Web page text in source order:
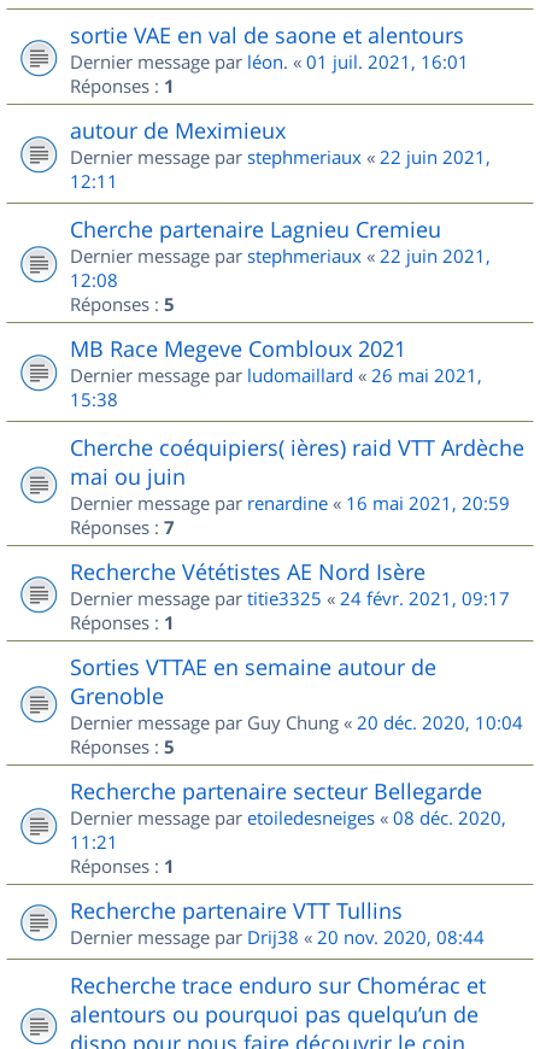
sortie VAE en val de saone et alentours
Dernier message par léon. « 01 juil. 2021, 16:01
Réponses : 1
autour de Meximieux
Dernier message par stephmeriaux « 22 juin 2021,
12:11
Cherche partenaire Lagnieu Cremieu
Dernier message par stephmeriaux « 22 juin 2021,
12:08
Réponses : 5
MB Race Megeve Combloux 2021
Dernier message par ludomaillard « 26 mai 2021,
15:38
Cherche coéquipiers( ières) raid VTT Ardèche
mai ou juin
Dernier message par renardine « 16 mai 2021, 20:59
Réponses : 7
Recherche Vététistes AE Nord Isère
Dernier message par titie3325 « 24 févr. 2021, 09:17
Réponses : 1
Sorties VTTAE en semaine autour de
Grenoble
Dernier message par Guy Chung « 20 déc. 2020, 10:04
Réponses : 5
Recherche partenaire secteur Bellegarde
Dernier message par etoiledesneiges « 08 déc. 2020,
11:21
Réponses : 1
Recherche partenaire VTT Tullins
Dernier message par Drij38 « 20 nov. 2020, 08:44
Recherche trace enduro sur Chomérac et
alentours ou pourquoi pas quelqu’un de
dispo pour nous faire découvrir le coin